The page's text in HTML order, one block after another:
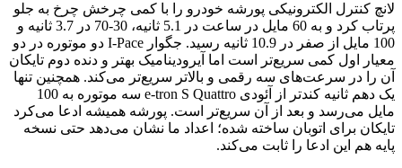
لانچ کنترل الکترونیکی پورشه خودرو را با کمی چرخش چرخ به جلو
پرتاب کرد و به 60 مایل در ساعت در 5.1 ثانیه، 30-70 در 3.7 ثانیه و
100 مایل از صفر در 10.9 ثانیه رسید. جگوار I-Pace دو موتوره در دو
معیار اول کمی سریع‌تر است اما آیرودینامیک بهتر و دنده دوم تایکان
آن را در سرعت‌های سه رقمی و بالاتر سریع‌تر می‌کند. همچنین تنها
یک دهم ثانیه کندتر از آئودی e-tron S Quattro سه موتوره به 100
مایل می‌رسد و بعد از آن سریع‌تر است. پورشه همیشه ادعا می‌کرد
تایکان برای اتوبان ساخته شده؛ اعداد ما نشان می‌دهد حتی نسخه
پایه هم این ادعا را ثابت می‌کند.